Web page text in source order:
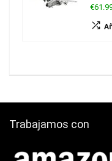
Trabajamos con